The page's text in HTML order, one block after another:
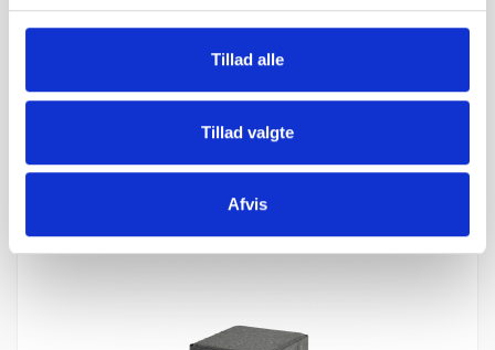
Tillad alle
Tillad valgte
Afvis
IBF Mini SquareLine fliser 30x30x6 cm
IBF Beton
Læg i kurv